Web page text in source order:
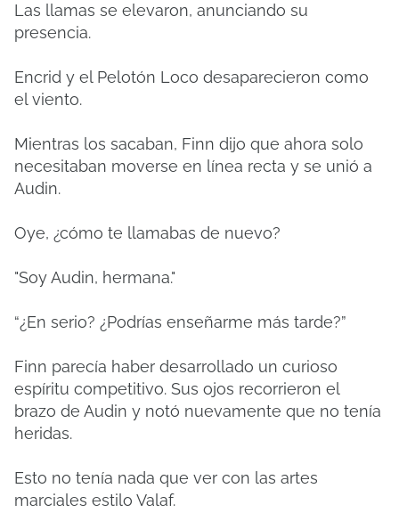
Las llamas se elevaron, anunciando su
presencia.
Encrid y el Pelotón Loco desaparecieron como
el viento.
Mientras los sacaban, Finn dijo que ahora solo
necesitaban moverse en línea recta y se unió a
Audin.
Oye, ¿cómo te llamabas de nuevo?
"Soy Audin, hermana."
“¿En serio? ¿Podrías enseñarme más tarde?”
Finn parecía haber desarrollado un curioso
espíritu competitivo. Sus ojos recorrieron el
brazo de Audin y notó nuevamente que no tenía
heridas.
Esto no tenía nada que ver con las artes
marciales estilo Valaf.